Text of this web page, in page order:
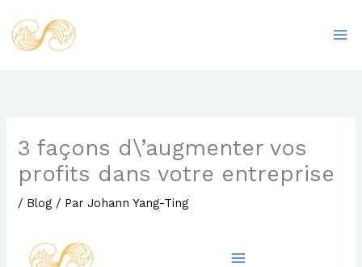
au
contenu
3 façons d\’augmenter vos
profits dans votre entreprise
/ Blog / ParJohann Yang-Ting